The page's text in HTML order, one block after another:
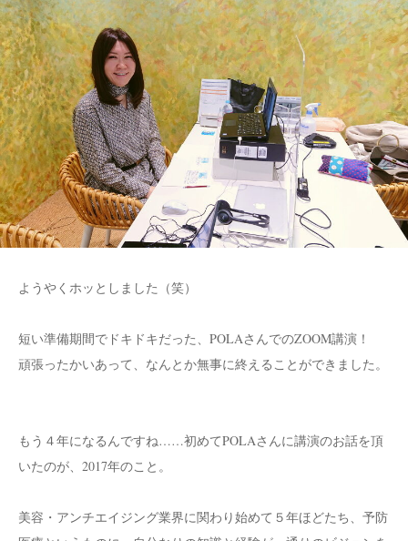
ようやくホッとしました（笑）
短い準備期間でドキドキだった、POLAさんでのZOOM講演！
頑張ったかいあって、なんとか無事に終えることができました。
もう４年になるんですね……初めてPOLAさんに講演のお話を頂
いたのが、2017年のこと。
美容・アンチエイジング業界に関わり始めて５年ほどたち、予防
ART
WORDS
LIFE